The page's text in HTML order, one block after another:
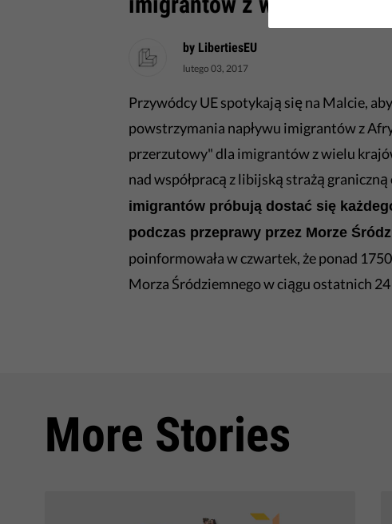
by LibertiesEU
lutego 03, 2017
Przywódcy UE spotykają się na Malcie,
powstrzymania napływu imigrantów z
przerzutowy" dla imigrantów z wielu
nad współpracą z libijską strażą
imigrantów próbują dostać się
podczas przeprawy przez Morze
poinformowała w czwartek, że ponad
Morza Śródziemnego w ciągu ostatnich
More Stories